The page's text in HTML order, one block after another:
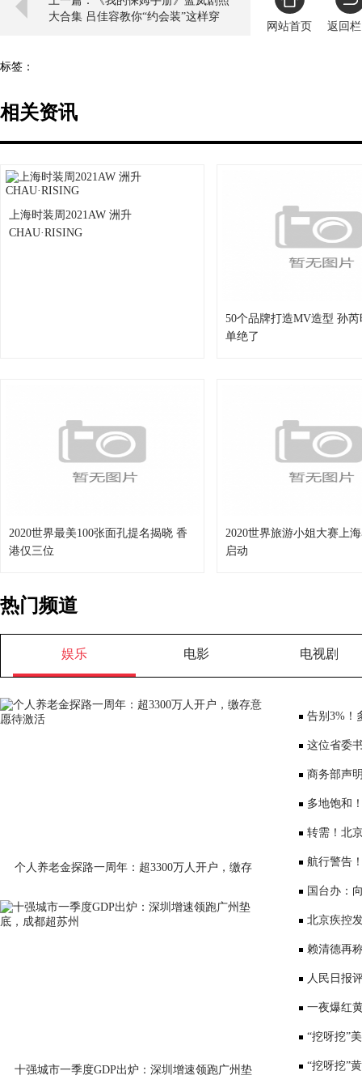
大合集 吕佳容教你“约会装”这样穿
网站首页
返回
标签：
相关资讯
上海时装周2021AW 洲升
CHAU·RISING
50个品牌打造MV造型 孙
单绝了
2020世界最美100张面孔提名揭晓 香
港仅三位
2020世界旅游小姐大赛上
启动
热门频道
娱乐 电影 电视剧
个人养老金探路一周年：超3300万人开户，缴存
十强城市一季度GDP出炉：深圳增速领跑广州垫
告别3%！
少3000元利
这位省委
部、10位女
商务部声
大会”
多地饱和
序竞争仍是
转需！北
公布
航行警告
国台办：
表达深切哀
北京疾控
景要戴口罩
赖清德再
国台办回应
人民日报
一夜爆红
师：或涉嫌
“挖呀挖”
“挖呀挖”